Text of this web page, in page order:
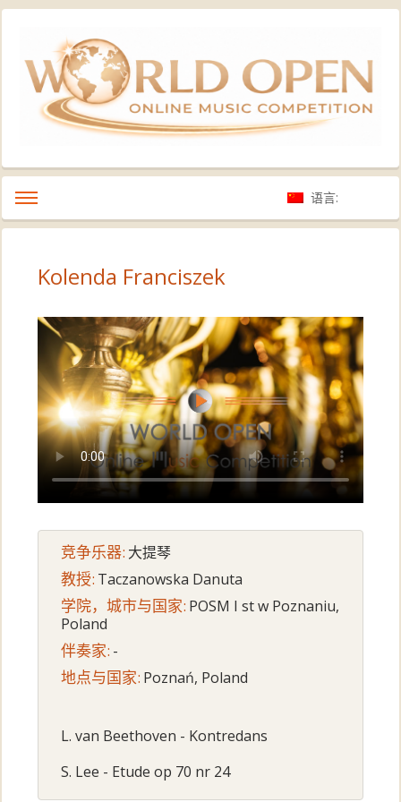
语言:
Kolenda Franciszek
竞争乐器: 大提琴
教授: Taczanowska Danuta
学院，城市与国家: POSM I st w Poznaniu,
Poland
伴奏家: -
地点与国家: Poznań, Poland
L. van Beethoven - Kontredans
S. Lee - Etude op 70 nr 24